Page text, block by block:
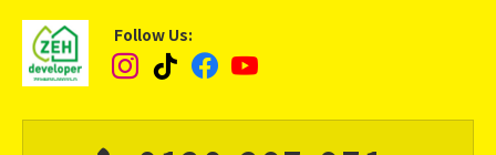
Follow Us:
Instagram
tiktokFacebook